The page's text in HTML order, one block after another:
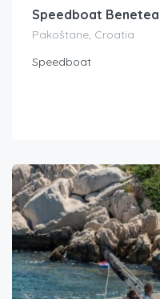
Pakoštane, Croatia
Speedboat